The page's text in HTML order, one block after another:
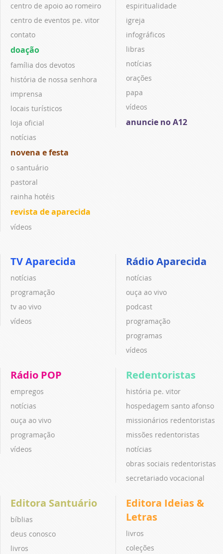
centro de apoio ao romeiro
centro de eventos pe. vitor
contato
doação
família dos devotos
história de nossa senhora
imprensa
locais turísticos
loja oficial
notícias
novena e festa
o santuário
pastoral
rainha hotéis
revista de aparecida
vídeos
espiritualidade
igreja
infográficos
libras
notícias
orações
papa
vídeos
anuncie no A12
TV Aparecida
notícias
programação
tv ao vivo
vídeos
Rádio Aparecida
notícias
ouça ao vivo
podcast
programação
programas
vídeos
Rádio POP
empregos
notícias
ouça ao vivo
programação
vídeos
Redentoristas
história pe. vitor
hospedagem santo afonso
missionários redentoristas
missões redentoristas
notícias
obras sociais redentoristas
secretariado vocacional
Editora Santuário
bíblias
deus conosco
livros
Editora Ideias &
Letras
livros
coleções